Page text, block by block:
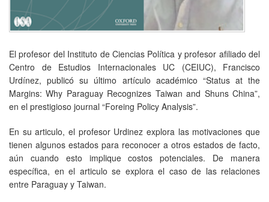
El profesor del Instituto de Ciencias Política y profesor afiliado del
Centro de Estudios Internacionales UC (CEIUC), Francisco
Urdínez, publicó su último artículo académico “Status at the
Margins: Why Paraguay Recognizes Taiwan and Shuns China”,
en el prestigioso journal “Foreing Policy Analysis”.
En su articulo, el profesor Urdinez explora las motivaciones que
tienen algunos estados para reconocer a otros estados de facto,
aún cuando esto implique costos potenciales. De manera
específica, en el articulo se explora el caso de las relaciones
entre Paraguay y Taiwan.